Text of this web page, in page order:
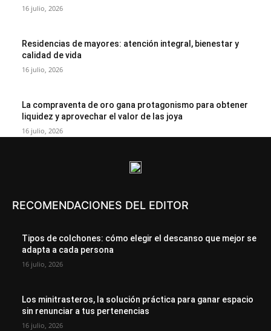
16 julio, 2026
Residencias de mayores: atención integral, bienestar y
calidad de vida
16 julio, 2026
La compraventa de oro gana protagonismo para obtener
liquidez y aprovechar el valor de las joya
16 julio, 2026
RECOMENDACIONES DEL EDITOR
Tipos de colchones: cómo elegir el descanso que mejor se
adapta a cada persona
16 julio, 2026
Los minitrasteros, la solución práctica para ganar espacio
sin renunciar a tus pertenencias
16 julio, 2026